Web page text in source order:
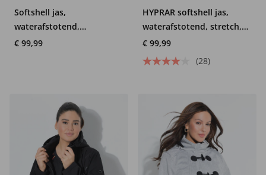
Softshell jas,
waterafstotend,
doorgestikte voering,
€ 99,99
HYPRAR softshell jas,
waterafstotend, stretch,
reflector
€ 99,99
(28)